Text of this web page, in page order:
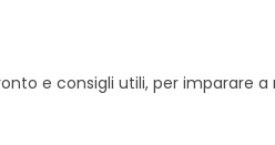
e consigli utili, per imparare